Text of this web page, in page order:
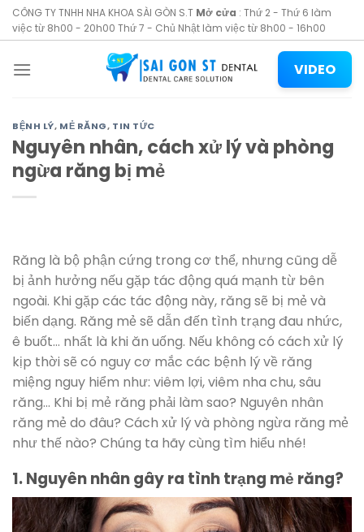
Skip
to
CÔNG TY TNHH NHA KHOA SÀI GÒN S.T Mở cửa : Thứ 2 - Thứ 6 làm
việc từ 8h00 - 20h00 Thứ 7 - Chủ Nhật làm việc từ 8h00 - 16h00
VIDEO
BỆNH LÝ, MẺ RĂNG, TIN TỨC
Nguyên nhân, cách xử lý và phòng
ngừa răng bị mẻ
Răng là bộ phận cứng trong cơ thể, nhưng cũng dễ
bị ảnh hưởng nếu gặp tác động quá mạnh từ bên
ngoài. Khi gặp các tác động này, răng sẽ bị mẻ và
biến dạng. Răng mẻ sẽ dẫn đến tình trạng đau nhức,
ê buốt… nhất là khi ăn uống. Nếu không có cách xử lý
kịp thời sẽ có nguy cơ mắc các bệnh lý về răng
miệng nguy hiểm như: viêm lợi, viêm nha chu, sâu
răng… Khi bị mẻ răng phải làm sao? Nguyên nhân
răng mẻ do đâu? Cách xử lý và phòng ngừa răng mẻ
như thế nào? Chúng ta hãy cùng tìm hiểu nhé!
1. Nguyên nhân gây ra tình trạng mẻ răng?